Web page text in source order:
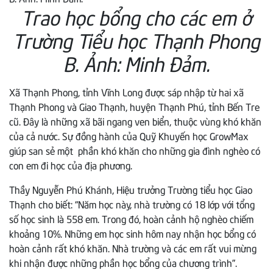
Trao học bổng cho các em ở
Trường Tiểu học Thạnh Phong
B. Ảnh: Minh Đảm.
Xã Thạnh Phong, tỉnh Vĩnh Long được sáp nhập từ hai xã
Thạnh Phong và Giao Thạnh, huyện Thạnh Phú, tỉnh Bến Tre
cũ. Đây là những xã bãi ngang ven biển, thuộc vùng khó khăn
của cả nước. Sự đồng hành của Quỹ Khuyến học GrowMax
giúp san sẻ một phần khó khăn cho những gia đình nghèo có
con em đi học của địa phương.
Thầy Nguyễn Phú Khánh, Hiệu trưởng Trường tiểu học Giao
Thạnh cho biết: “Năm học này, nhà trường có 18 lớp với tổng
số học sinh là 558 em. Trong đó, hoàn cảnh hộ nghèo chiếm
khoảng 10%. Những em học sinh hôm nay nhận học bổng có
hoàn cảnh rất khó khăn. Nhà trường và các em rất vui mừng
khi nhận được những phần học bổng của chương trình”.